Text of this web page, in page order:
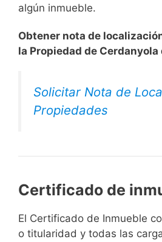
algún inmueble.
Obtener nota de
la Propiedad de Cerdanyola
Solicitar Nota de
Propiedades
Certificado de
El Certificado de Inmueble
o titularidad y todas las